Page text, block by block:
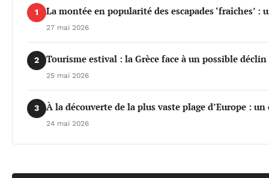
1 La montée en popularité des escapades ‘fraîches’
27 mai 2026
2 Tourisme estival : la Grèce face à un possible déclin
25 mai 2026
3 À la découverte de la plus vaste plage d’Europe :
24 mai 2026